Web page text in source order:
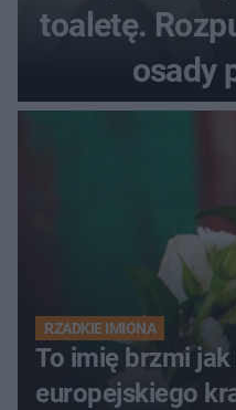
toaletę.
osady
RZADKIE IMIONA
To imię brzmi jak
europejskiego